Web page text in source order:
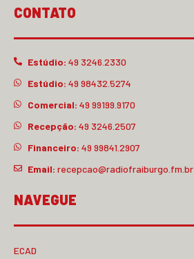
CONTATO
Estúdio: 49 3246.2330
Estúdio: 49 98432.5274
Comercial: 49 99199.9170
Recepção: 49 3246.2507
Financeiro: 49 99841.2907
Email: recepcao@radiofraiburgo.fm.br
NAVEGUE
ECAD